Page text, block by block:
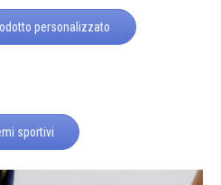
personalizzato
sportivi